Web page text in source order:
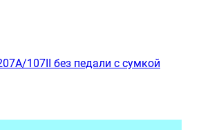
107II без педали с сумкой